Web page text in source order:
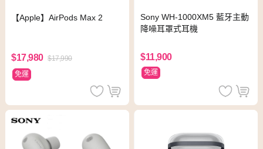
【Apple】AirPods Max 2
$17,980 $17,990
免運
Sony WH-1000XM5 藍牙主動
降噪耳罩式耳機
$11,900
免運